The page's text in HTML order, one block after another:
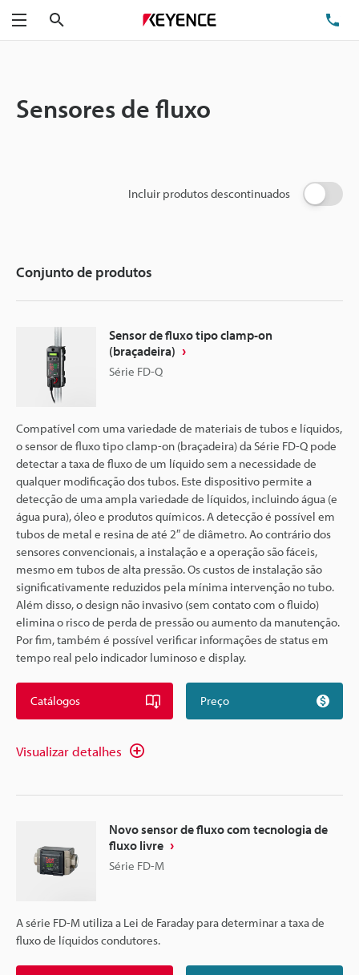
Menu
Sensores de fluxo
Incluir produtos descontinuados
Conjunto de produtos
Sensor de fluxo tipo clamp-on
(braçadeira)
Série FD-Q
Compatível com uma variedade de materiais de tubos e líquidos,
o sensor de fluxo tipo clamp-on (braçadeira) da Série FD-Q pode
detectar a taxa de fluxo de um líquido sem a necessidade de
qualquer modificação dos tubos. Este dispositivo permite a
detecção de uma ampla variedade de líquidos, incluindo água (e
água pura), óleo e produtos químicos. A detecção é possível em
tubos de metal e resina de até 2″ de diâmetro. Ao contrário dos
sensores convencionais, a instalação e a operação são fáceis,
mesmo em tubos de alta pressão. Os custos de instalação são
significativamente reduzidos pela mínima intervenção no tubo.
Além disso, o design não invasivo (sem contato com o fluido)
elimina o risco de perda de pressão ou aumento da manutenção.
Por fim, também é possível verificar informações de status em
tempo real pelo indicador luminoso e display.
Catálogos Preço
Visualizar detalhes
Novo sensor de fluxo com tecnologia de
fluxo livre
Série FD-M
A série FD-M utiliza a Lei de Faraday para determinar a taxa de
fluxo de líquidos condutores.